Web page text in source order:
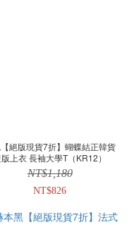
絕版現貨7折】蝴蝶結正韓貨
上衣 長袖大學T（KR12）
NT$1,180
NT$826